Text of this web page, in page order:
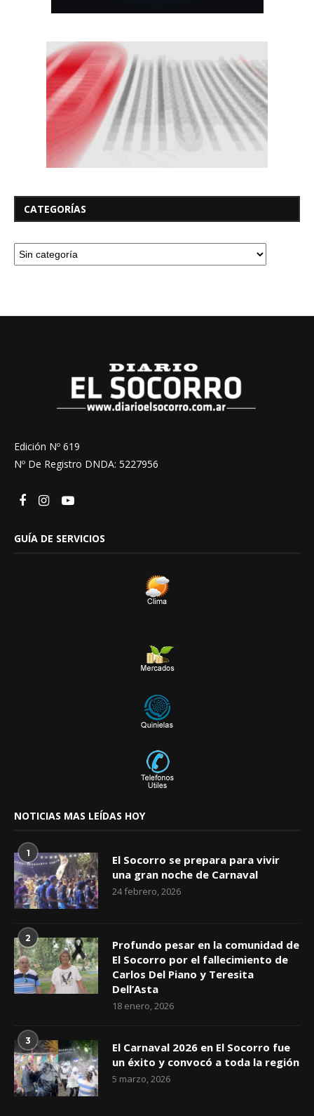
CATEGORÍAS
Edición Nº 619
Nº De Registro DNDA: 5227956
GUÍA DE SERVICIOS
NOTICIAS MAS LEÍDAS HOY
1
El Socorro se prepara para vivir
una gran noche de Carnaval
24 febrero, 2026
2
Profundo pesar en la comunidad de
El Socorro por el fallecimiento de
Carlos Del Piano y Teresita
Dell’Asta
18 enero, 2026
3
El Carnaval 2026 en El Socorro fue
un éxito y convocó a toda la región
5 marzo, 2026